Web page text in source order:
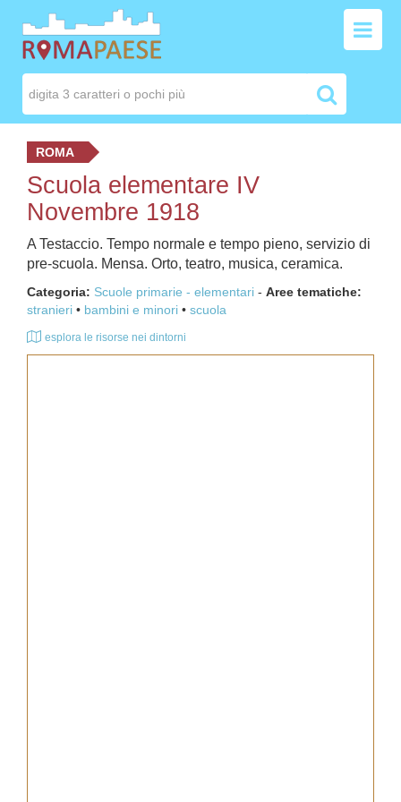
ROMA
Scuola elementare IV
Novembre 1918
A Testaccio. Tempo normale e tempo pieno, servizio di
pre-scuola. Mensa. Orto, teatro, musica, ceramica.
Categoria: Scuole primarie - elementari - Aree tematiche:
stranieri
bambini e minori scuola
esplora le risorse nei dintorni